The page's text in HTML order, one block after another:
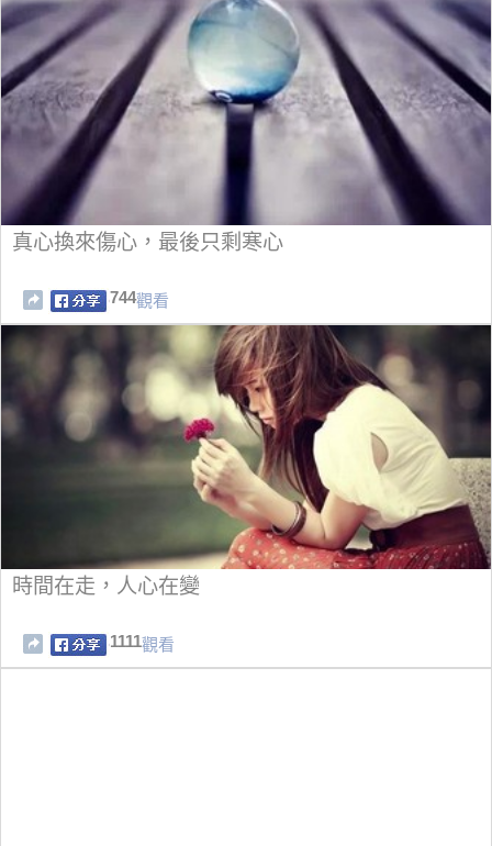
真心換來傷心，最後只剩寒心
744觀看
時間在走，人心在變
1111觀看